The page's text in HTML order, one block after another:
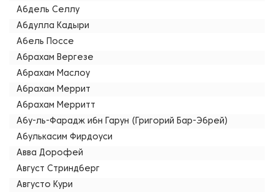
Абдель Селлу
Абдулла Кадыри
Абель Поссе
Абрахам Вергезе
Абрахам Маслоу
Абрахам Меррит
Абрахам Мерритт
Абу-ль-Фарадж ибн Гарун (Григорий Бар-Эбрей)
Абулькасим Фирдоуси
Авва Дорофей
Август Стриндберг
Августо Кури